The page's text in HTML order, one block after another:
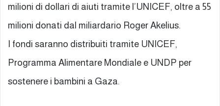
milioni di dollari di aiuti tramite l’UNICEF, oltre a 55
milioni donati dal miliardario Roger Akelius.
I fondi saranno distribuiti tramite UNICEF,
Programma Alimentare Mondiale e UNDP per
sostenere i bambini a Gaza.